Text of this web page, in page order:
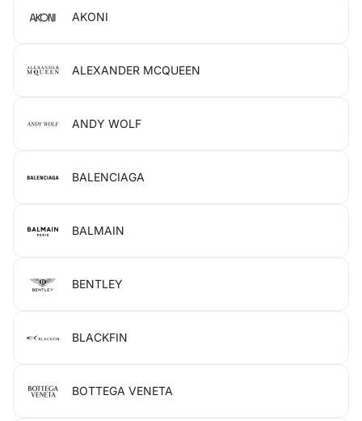
AKONI
ALEXANDER MCQUEEN
ANDY WOLF
BALENCIAGA
BALMAIN
BENTLEY
BLACKFIN
BOTTEGA VENETA